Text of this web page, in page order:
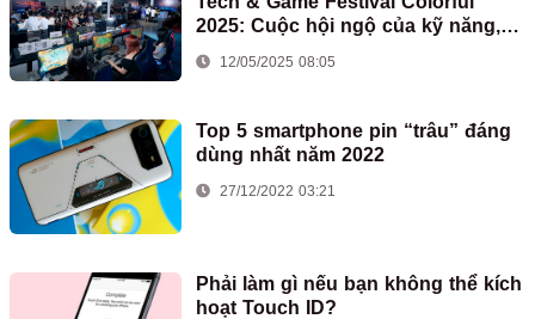
2025: Cuộc hội ngộ của kỹ năng,
đam mê và bất ngờ
12/05/2025 08:05
Top 5 smartphone pin “trâu” đáng
dùng nhất năm 2022
27/12/2022 03:21
Phải làm gì nếu bạn không thể kích
hoạt Touch ID?